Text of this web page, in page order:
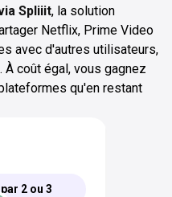
Spliiit, la solution
Netflix, Prime Video
avec d'autres utilisateurs,
coût égal, vous gagnez
qu'en restant
2 ou 3